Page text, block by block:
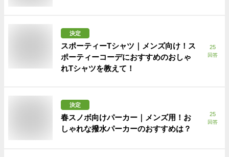
決定
スポーティーTシャツ｜メンズ向け！ス
ポーティーコーデにおすすめのおしゃ
れTシャツを教えて！
25
回答
決定
春スノボ向けパーカー｜メンズ用！お
しゃれな撥水パーカーのおすすめは？
25
回答